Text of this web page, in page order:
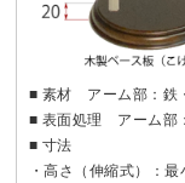
■ 素材 アーム部：鉄
■ 表面処理 アーム部
■ 寸法
・高さ（伸縮式）：